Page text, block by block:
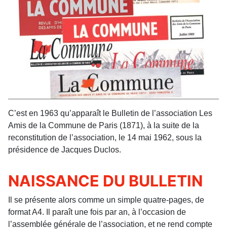
C’est en 1963 qu’apparaît le Bulletin de l’association Les
Amis de la Commune de Paris (1871), à la suite de la
reconstitution de l’association, le 14 mai 1962, sous la
présidence de Jacques Duclos.
NAISSANCE DU BULLETIN
Il se présente alors comme un simple quatre-pages, de
format A4. Il paraît une fois par an, à l’occasion de
l’assemblée générale de l’association, et ne rend compte